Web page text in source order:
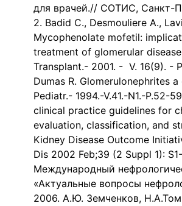
для врачей.// СОТИС, Санкт-
2. Badid C., Desmouliere A.,
Mycophenolate mofetil:
treatment of glomerular
Transplant.- 2001. - V. 16(9). -
Dumas R. Glomerulonephrites
Pediatr.- 1994.-V.41.-N1.-P.52-
clinical practice guidelines for
evaluation, classification, and
Kidney Disease Outcome
Dis 2002 Feb;39 (2 Suppl 1):
Международный
«Актуальные вопросы
2006. А.Ю. Земченков,